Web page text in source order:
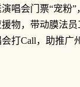
唱会门票“宠粉
物，带动膜法
打Call，助推广